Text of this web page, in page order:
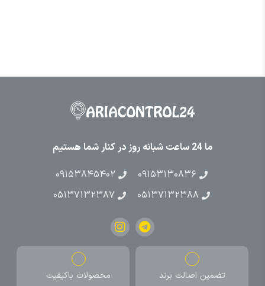
ما 24 ساعت شبانه روز در کنار شما هستیم
۰۹۱۵۳۱۳۰۸۳۶
۰۹۱۵۳۸۴۵۴۰۲
۰۵۱۳۷۱۳۲۳۸۸
۰۵۱۳۷۱۳۲۳۸۷
تضمین اصالت برند محصولات باکیفیت